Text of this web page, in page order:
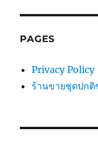
PAGES
Privacy Policy
ร้านขายชุดปกติ